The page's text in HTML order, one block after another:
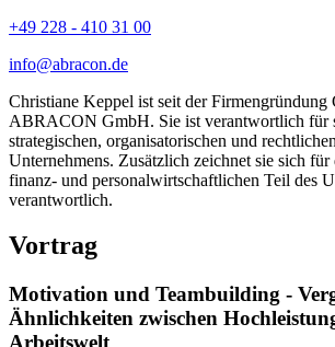
+49 228 - 410 31 00
info@abracon.de
Christiane Keppel ist seit der Firmengründung
ABRACON GmbH. Sie ist verantwortlich für
strategischen, organisatorischen und
Unternehmens. Zusätzlich zeichnet sie sich für
finanz- und personalwirtschaftlichen Teil des
verantwortlich.
Vortrag
Motivation und Teambuilding -
Ähnlichkeiten zwischen